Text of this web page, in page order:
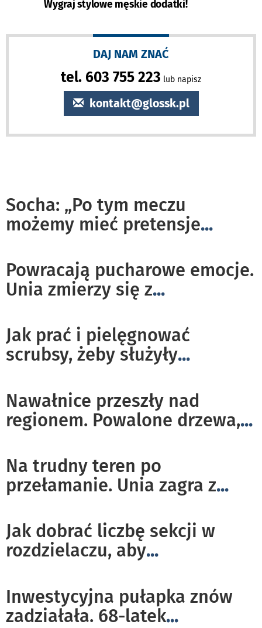
Wygraj stylowe męskie dodatki!
DAJ NAM ZNAĆ
tel. 603 755 223 lub napisz
kontakt@glossk.pl
Socha: „Po tym meczu
możemy mieć pretensje...
Powracają pucharowe emocje.
Unia zmierzy się z...
Jak prać i pielęgnować
scrubsy, żeby służyły...
Nawałnice przeszły nad
regionem. Powalone drzewa,...
Na trudny teren po
przełamanie. Unia zagra z...
Jak dobrać liczbę sekcji w
rozdzielaczu, aby...
Inwestycyjna pułapka znów
zadziałała. 68-latek...